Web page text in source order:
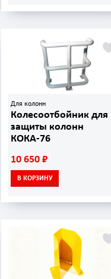
Для колонн
Колесоотбойник для
защиты колонн
КОКА-76
10 650 ₽
В КОРЗИНУ